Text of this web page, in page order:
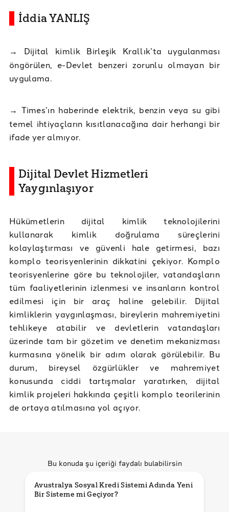
İddia YANLIŞ
→
Dijital kimlik Birleşik Krallık’ta uygulanması
öngörülen, e-Devlet benzeri zorunlu olmayan bir
uygulama.
→ Times’ın haberinde elektrik, benzin veya su gibi
temel ihtiyaçların kısıtlanacağına dair herhangi bir
ifade yer almıyor.
Dijital Devlet Hizmetleri
Yaygınlaşıyor
Hükümetlerin dijital kimlik teknolojilerini
kullanarak kimlik doğrulama süreçlerini
kolaylaştırması ve güvenli hale getirmesi, bazı
komplo teorisyenlerinin dikkatini çekiyor. Komplo
teorisyenlerine göre bu teknolojiler, vatandaşların
tüm faaliyetlerinin izlenmesi ve insanların kontrol
edilmesi için bir araç haline gelebilir. Dijital
kimliklerin yaygınlaşması, bireylerin mahremiyetini
tehlikeye atabilir ve devletlerin vatandaşları
üzerinde tam bir gözetim ve denetim mekanizması
kurmasına yönelik bir adım olarak görülebilir. Bu
durum, bireysel özgürlükler ve mahremiyet
konusunda ciddi tartışmalar yaratırken, dijital
kimlik projeleri hakkında çeşitli komplo teorilerinin
de ortaya atılmasına yol açıyor.
Bu konuda şu içeriği faydalı bulabilirsin
Avustralya Sosyal Kredi Sistemi Adında Yeni
Bir Sisteme mi Geçiyor?